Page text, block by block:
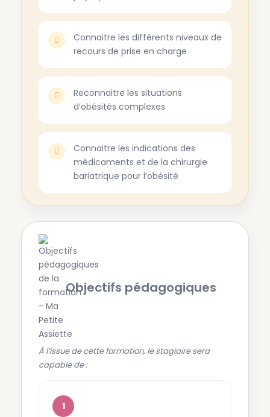
Connaitre les différents niveaux de
recours de prise en charge
Reconnaitre les situations
d’obésités complexes
Connaitre les indications des
médicaments et de la chirurgie
bariatrique pour l’obésité
Objectifs pédagogiques
À l’issue de cette formation, le stagiaire sera
capable de :